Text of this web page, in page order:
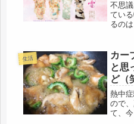
不思
てい
るの
入っ
い・
ど、
生活
カー
と思った、
ど（
成功
熱中
ので
て、